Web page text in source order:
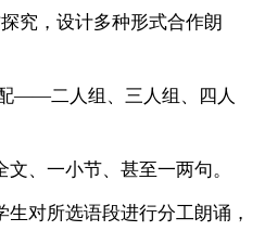
究，设计多种形式合作朗
——二人组、三人组、四人
、一小节、甚至一两句。
对所选语段进行分工朗诵，